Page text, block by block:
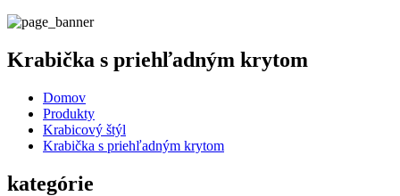
Krabička s priehľadným krytom
Domov
Produkty
Krabicový štýl
Krabička s priehľadným krytom
kategórie